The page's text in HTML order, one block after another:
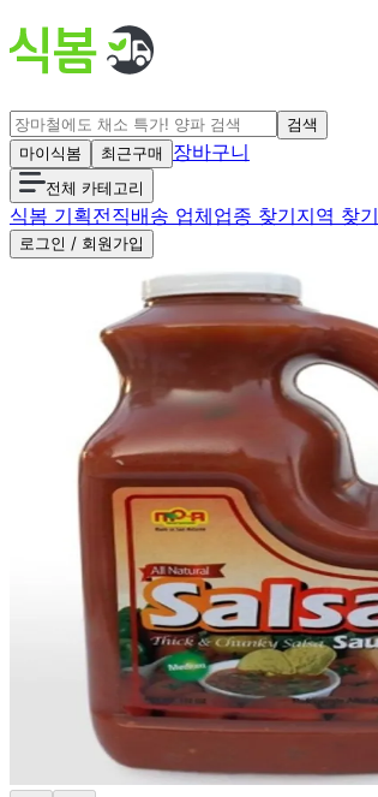
검색
마이식봄
최근구매 장바구니
전체 카테고리
식봄 기획전직배송 업체업종 찾기지역 찾기
로그인 / 회원가입